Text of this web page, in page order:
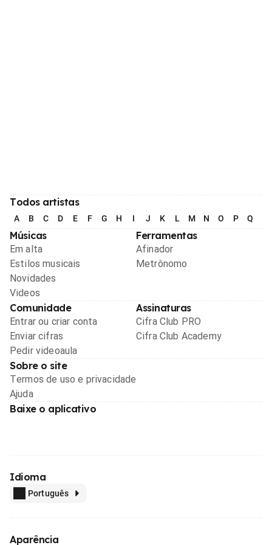
Todos artistas
A B C D E F G H I J K L M N O P Q
Músicas
Em alta
Estilos musicais
Novidades
Videos
Ferramentas
Afinador
Metrônomo
Comunidade
Entrar ou criar conta
Enviar cifras
Pedir videoaula
Assinaturas
Cifra Club PRO
Cifra Club Academy
Sobre o site
Termos de uso e privacidade
Ajuda
Baixe o aplicativo
Idioma
Português
Aparência